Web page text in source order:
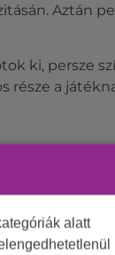
Aztán
ki, persze
része a
alatt